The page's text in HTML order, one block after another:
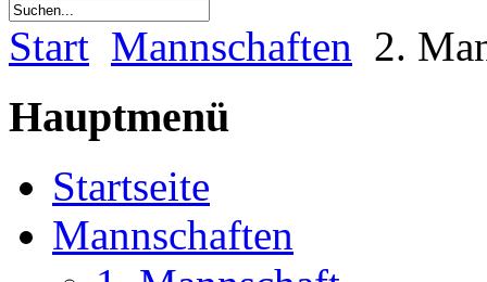
Start Mannschaften 2.
Hauptmenü
Startseite
Mannschaften